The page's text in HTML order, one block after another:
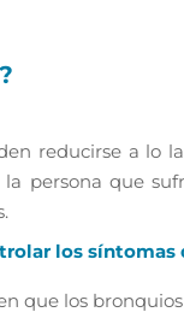
reducirse a lo
persona que
los síntomas
que los